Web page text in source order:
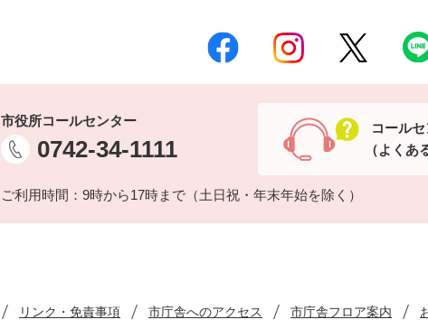
市役所コールセンター
0742-34-1111
ご利用時間：9時から17時まで（土日祝・年末年始を除く）
コール
（よくあ
リンク・免責事項 市庁舎へのアクセス 市庁舎フロア案内